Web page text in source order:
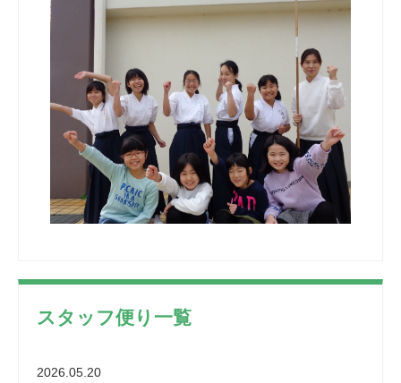
スタッフ便り一覧
2026.05.20